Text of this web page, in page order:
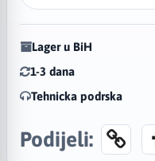
Lager u BiH
1-3 dana
Tehnicka podrska
Podijeli: